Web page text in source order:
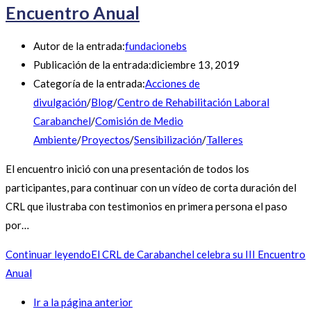
Encuentro Anual
Autor de la entrada:fundacionebs
Publicación de la entrada:diciembre 13, 2019
Categoría de la entrada:Acciones de
divulgación/Blog/Centro de Rehabilitación Laboral
Carabanchel/Comisión de Medio
Ambiente/Proyectos/Sensibilización/Talleres
El encuentro inició con una presentación de todos los
participantes, para continuar con un vídeo de corta duración del
CRL que ilustraba con testimonios en primera persona el paso
por…
Continuar leyendoEl CRL de Carabanchel celebra su III Encuentro
Anual
Ir a la página anterior